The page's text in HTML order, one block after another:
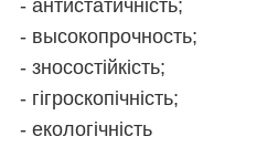
- антистатичність;
- высокопрочность;
- зносостійкість;
- гігроскопічність;
- екологічність